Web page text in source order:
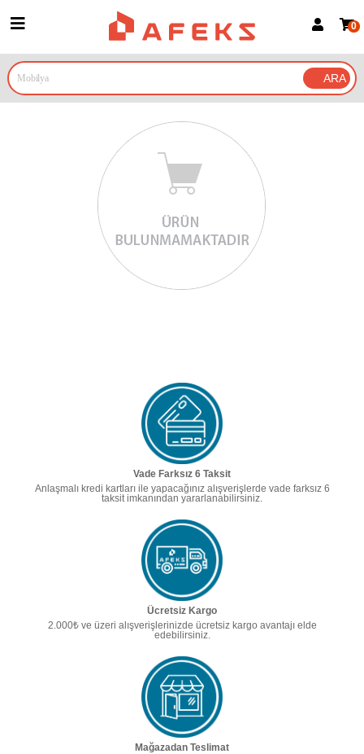
Google İle Bağlan
0
Vade Farksız 6 Taksit
Anlaşmalı kredi kartları ile yapacağınız alışverişlerde vade farksız 6
taksit imkanından yararlanabilirsiniz.
Ücretsiz Kargo
2.000₺ ve üzeri alışverişlerinizde ücretsiz kargo avantajı elde
edebilirsiniz.
Mağazadan Teslimat